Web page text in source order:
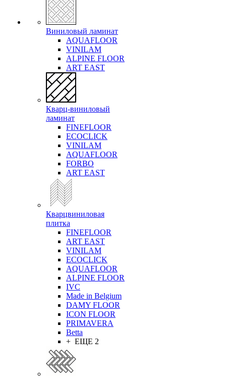
Виниловый ламинат
AQUAFLOOR
VINILAM
ALPINE FLOOR
ART EAST
Кварц-виниловый
ламинат
FINEFLOOR
ECOCLICK
VINILAM
AQUAFLOOR
FORBO
ART EAST
Кварцвиниловая
плитка
FINEFLOOR
ART EAST
VINILAM
ECOCLICK
AQUAFLOOR
ALPINE FLOOR
IVC
Made in Belgium
DAMY FLOOR
ICON FLOOR
PRIMAVERA
Betta
+ ЕЩЕ 2